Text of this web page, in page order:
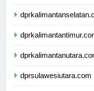
dprsulawesiutara.com